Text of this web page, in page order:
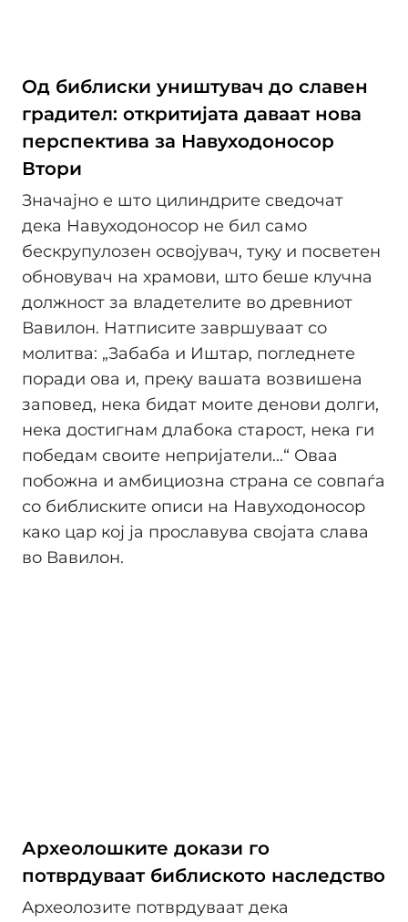
Од библиски уништувач до славен
градител: откритијата даваат нова
перспектива за Навуходоносор
Втори
Значајно е што цилиндрите сведочат
дека Навуходоносор не бил само
бескрупулозен освојувач, туку и посветен
обновувач на храмови, што беше клучна
должност за владетелите во древниот
Вавилон. Натписите завршуваат со
молитва: „Забаба и Иштар, погледнете
поради ова и, преку вашата возвишена
заповед, нека бидат моите денови долги,
нека достигнам длабока старост, нека ги
победам своите непријатели...“ Оваа
побожна и амбициозна страна се совпаѓа
со библиските описи на Навуходоносор
како цар кој ја прославува својата слава
во Вавилон.
Археолошките докази го
потврдуваат библиското наследство
Археолозите потврдуваат дека